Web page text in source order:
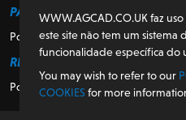
PARA CLIENTES
Portal do Cliente
REGULATÓRIO
Política de Privacidade e Cookies
WWW.AGCAD.CO.UK faz
este site não tem um
funcionalidade específica do
You may wish to refer to our
COOKIES for more